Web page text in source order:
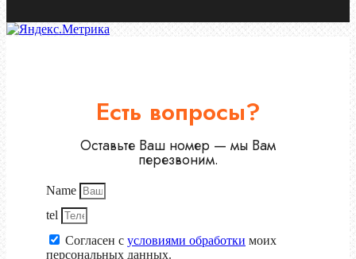
Есть вопросы?
Оставьте Ваш номер — мы Вам
перезвоним.
Name
tel
Согласен с условиями обработки моих
персональных данных.